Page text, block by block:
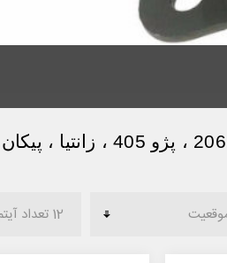
پایه دو شاخ/پایه گیربکس مناسب برای انواع خودرو